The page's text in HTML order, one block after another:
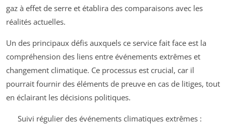
gaz à effet de serre et établira des comparaisons avec les
réalités actuelles.
Un des principaux défis auxquels ce service fait face est la
compréhension des liens entre événements extrêmes et
changement climatique. Ce processus est crucial, car il
pourrait fournir des éléments de preuve en cas de litiges, tout
en éclairant les décisions politiques.
Suivi régulier des événements climatiques extrêmes :